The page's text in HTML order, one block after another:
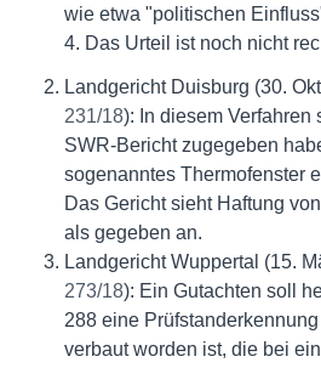
wie etwa "politischen
4. Das Urteil ist noch nicht
Landgericht Duisburg (30.
231/18): In diesem Verfahren
SWR-Bericht zugegeben
sogenanntes Thermofenster
Das Gericht sieht Haftung
als gegeben an.
Landgericht Wuppertal (15.
273/18): Ein Gutachten soll
288 eine
verbaut worden ist, die bei